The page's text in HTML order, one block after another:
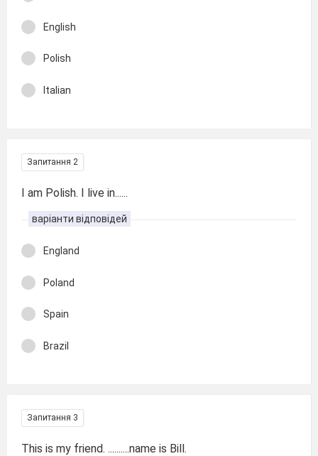
English
Polish
Italian
Запитання 2
I am Polish. I live in......
варіанти відповідей
England
Poland
Spain
Brazil
Запитання 3
This is my friend. ..........name is Bill.